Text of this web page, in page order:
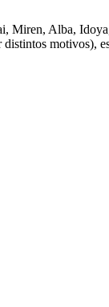
Miren, Alba,
motivos),